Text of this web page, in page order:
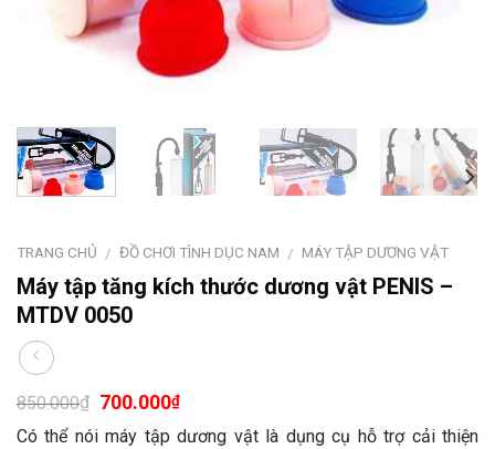
TRANG CHỦ / ĐỒ CHƠI TÌNH DỤC NAM / MÁY TẬP DƯƠNG VẬT
Máy tập tăng kích thước dương vật PENIS –
MTDV 0050
850.000₫ 700.000₫
Có thể nói máy tập dương vật là dụng cụ hỗ trợ cải thiện